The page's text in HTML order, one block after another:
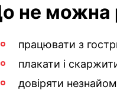
не можна
працювати з
плакати і
довіряти